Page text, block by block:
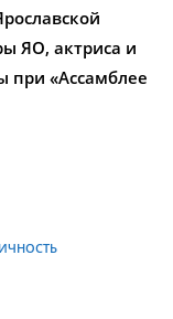
ЯО, актриса и
при «Ассамблее